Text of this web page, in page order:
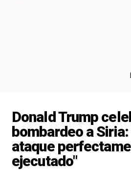
Donald Trump
bombardeo a Siria:
ataque
ejecutado"